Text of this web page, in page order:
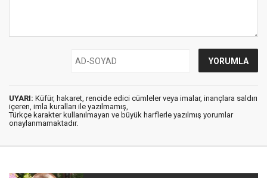
UYARI: Küfür, hakaret, rencide edici cümleler veya imalar, inançlara saldırı
içeren, imla kuralları ile yazılmamış,
Türkçe karakter kullanılmayan ve büyük harflerle yazılmış yorumlar
onaylanmamaktadır.